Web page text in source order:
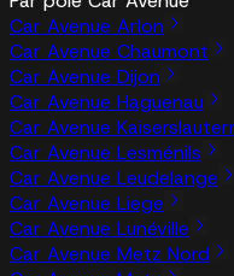
Car Avenue Arlon
Car Avenue Chaumont
Car Avenue Dijon
Car Avenue Haguenau
Car Avenue
Car Avenue Lesménils
Car Avenue Leudelange
Car Avenue Liege
Car Avenue Lunéville
Car Avenue Metz Nord